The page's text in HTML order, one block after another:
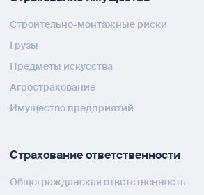
Строительно-монтажные риски
Грузы
Предметы искусства
Агрострахование
Имущество предприятий
Страхование ответственности
Общегражданская ответственность